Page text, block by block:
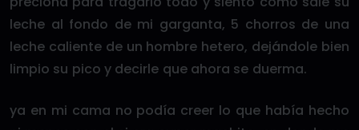
leche al fondo de mi garganta, 5 chorros de una
leche caliente de un hombre hetero, dejándole bien
limpio su pico y decirle que ahora se duerma.
ya en mi cama no podía creer lo que había hecho